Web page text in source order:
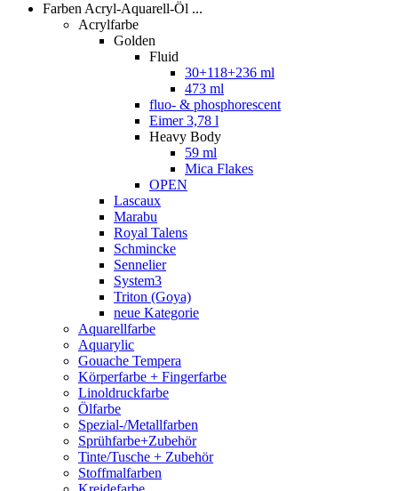
Farben Acryl-Aquarell-Öl ...
Acrylfarbe
Golden
Fluid
30+118+236 ml
473 ml
fluo- & phosphorescent
Eimer 3,78 l
Heavy Body
59 ml
Mica Flakes
OPEN
Lascaux
Marabu
Royal Talens
Schmincke
Sennelier
System3
Triton (Goya)
neue Kategorie
Aquarellfarbe
Aquarylic
Gouache Tempera
Körperfarbe + Fingerfarbe
Linoldruckfarbe
Ölfarbe
Spezial-/Metallfarben
Sprühfarbe+Zubehör
Tinte/Tusche + Zubehör
Stoffmalfarben